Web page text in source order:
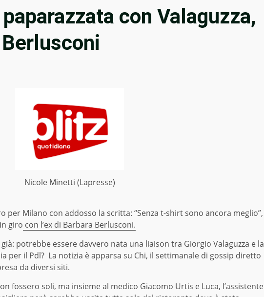
con Valaguzza,
Berlusconi
Nicole Minetti (Lapresse)
per Milano con addosso la scritta: “Senza t-shirt sono ancora meglio”,
giro con l’ex di Barbara Berlusconi.
potrebbe essere davvero nata una liaison tra Giorgio Valaguzza e la
per il Pdl? La notizia è apparsa su Chi, il settimanale di gossip diretto
da diversi siti.
fossero soli, ma insieme al medico Giacomo Urtis e Luca, l’assistente